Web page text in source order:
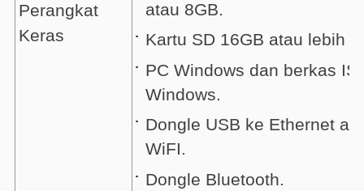
Perangkat
Keras
atau 8GB.
Kartu SD 16GB atau lebih
PC Windows dan berkas
Windows.
Dongle USB ke Ethernet
WiFI.
Dongle Bluetooth.